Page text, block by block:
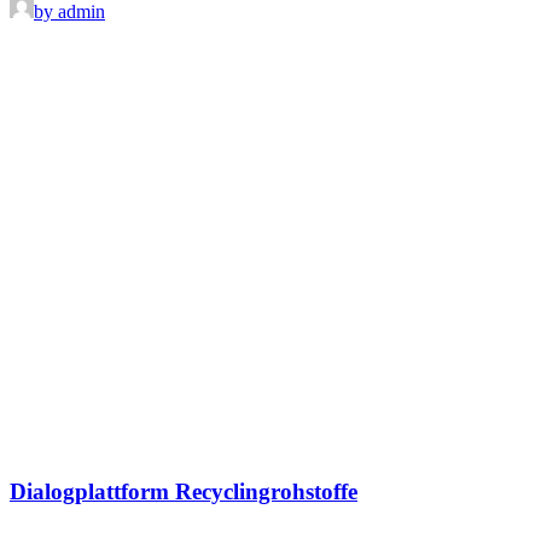
by admin
Dialogplattform Recyclingrohstoffe